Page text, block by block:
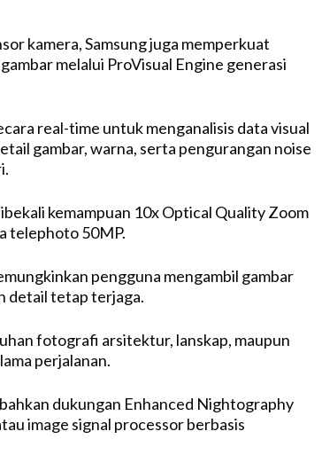
kamera, Samsung juga memperkuat
melalui ProVisual Engine generasi
real-time untuk menganalisis data visual
gambar, warna, serta pengurangan noise
kemampuan 10x Optical Quality Zoom
telephoto 50MP.
pengguna mengambil gambar
detail tetap terjaga.
fotografi arsitektur, lanskap, maupun
perjalanan.
dukungan Enhanced Nightography
image signal processor berbasis